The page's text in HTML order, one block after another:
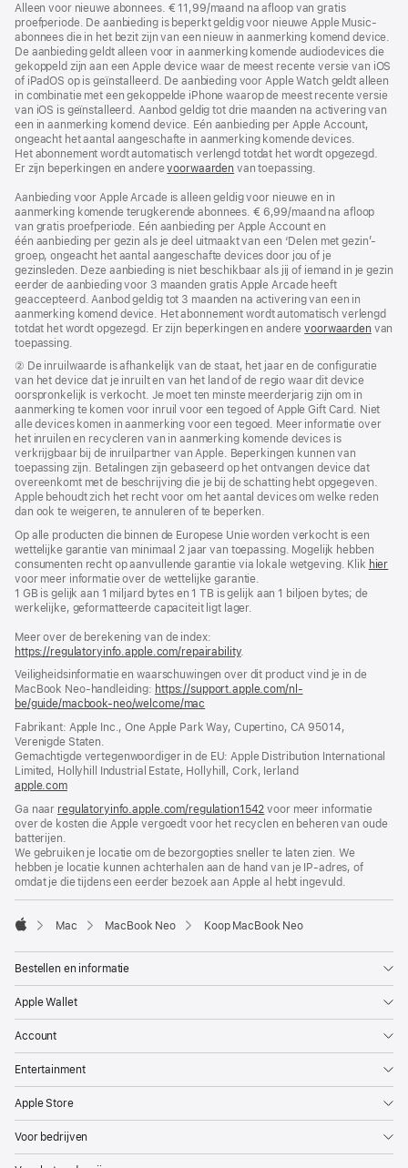
Alleen voor nieuwe abonnees. € 11,99/maand na afloop van gratis
proefperiode. De aanbieding is beperkt geldig voor nieuwe Apple Music-
abonnees die in het bezit zijn van een nieuw in aanmerking komend device.
De aanbieding geldt alleen voor in aanmerking komende audiodevices die
gekoppeld zijn aan een Apple device waar de meest recente versie van iOS
of iPadOS op is geïnstalleerd. De aanbieding voor Apple Watch geldt alleen
in combinatie met een gekoppelde iPhone waarop de meest recente versie
van iOS is geïnstalleerd. Aanbod geldig tot drie maanden na activering van
een in aanmerking komend device. Eén aanbieding per Apple Account,
ongeacht het aantal aangeschafte in aanmerking komende devices.
Het abonnement wordt automatisch verlengd totdat het wordt opgezegd.
Er zijn beperkingen en anderevoorwaarden van toepassing.
Aanbieding voor Apple Arcade is alleen geldig voor nieuwe en in
aanmerking komende terugkerende abonnees. € 6,99/maand na afloop
van gratis proefperiode. Eén aanbieding per Apple Account en
één aanbieding per gezin als je deel uitmaakt van een ‘Delen met gezin’-
groep, ongeacht het aantal aangeschafte devices door jou of je
gezinsleden. Deze aanbieding is niet beschikbaar als jij of iemand in je gezin
eerder de aanbieding voor 3 maanden gratis Apple Arcade heeft
geaccepteerd. Aanbod geldig tot 3 maanden na activering van een in
aanmerking komend device. Het abonnement wordt automatisch verlengd
totdat het wordt opgezegd. Er zijn beperkingen en anderevoorwaarden van
toepassing.
Voetnoot
② De inruilwaarde is afhankelijk van de staat, het jaar en de configuratie
van het device dat je inruilt en van het land of de regio waar dit device
oorspronkelijk is verkocht. Je moet ten minste meerderjarig zijn om in
aanmerking te komen voor inruil voor een tegoed of Apple Gift Card. Niet
alle devices komen in aanmerking voor een tegoed. Meer informatie over
het inruilen en recycleren van in aanmerking komende devices is
verkrijgbaar bij de inruilpartner van Apple. Beperkingen kunnen van
toepassing zijn. Betalingen zijn gebaseerd op het ontvangen device dat
overeenkomt met de beschrijving die je bij de schatting hebt opgegeven.
Apple behoudt zich het recht voor om het aantal devices om welke reden
dan ook te weigeren, te annuleren of te beperken.
Op alle producten die binnen de Europese Unie worden verkocht is een
wettelijke garantie van minimaal 2 jaar van toepassing. Mogelijk hebben
consumenten recht op aanvullende garantie via lokale wetgeving. Klik hier
voor meer informatie over de wettelijke garantie.
1 GB is gelijk aan 1 miljard bytes en 1 TB is gelijk aan 1 biljoen bytes; de
werkelijke, geformatteerde capaciteit ligt lager.
Meer over de berekening van de index:
https://regulatoryinfo.apple.com/repairability.
Veiligheidsinformatie en waarschuwingen over dit product vind je in de
MacBook Neo-handleiding: https://support.apple.com/nl-
be/guide/macbook-neo/welcome/mac
nieuw
geopend)
Fabrikant: Apple Inc., One Apple Park Way, Cupertino, CA 95014,
Verenigde Staten.
Gemachtigde vertegenwoordiger in de EU: Apple Distribution International
Limited, Hollyhill Industrial Estate, Hollyhill, Cork, Ierland
apple.com(wordt
nieuw
venster
Ga naar regulatoryinfo.apple.com/regulation1542 (wordt
in
venster
geopend)
voor meer informatie
over de kosten die Apple vergoedt voor het recyclen en beheren van oude
batterijen.
We gebruiken je locatie om de bezorgopties sneller te laten zien. We
hebben je locatie kunnen achterhalen aan de hand van je IP-adres, of
omdat je die tijdens een eerder bezoek aan Apple al hebt ingevuld.
Mac MacBook Neo Koop MacBook Neo
Bestellen en informatie
Apple Wallet
Account
Entertainment
Apple Store
Voor bedrijven